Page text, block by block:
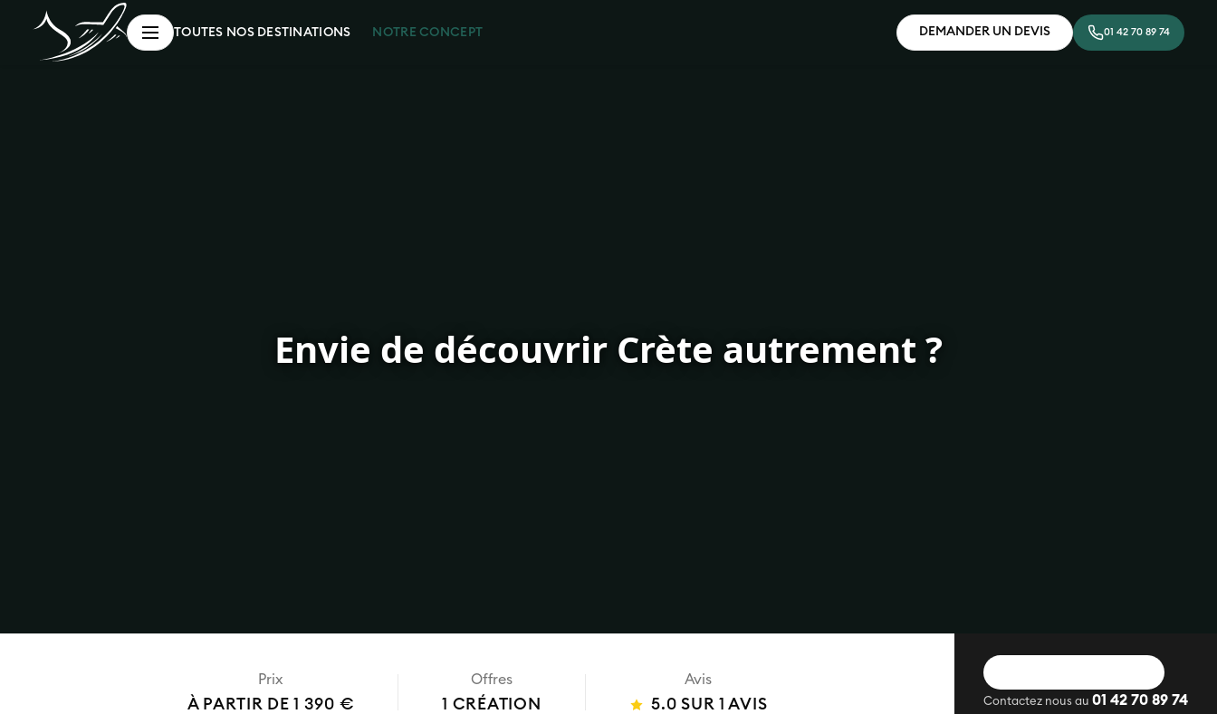
TOUTES NOS DESTINATIONS NOTRE CONCEPT DEMANDER UN DEVIS 01 42 70 89 74
Envie de découvrir Crète autrement ?
Prix
À PARTIR DE 1 390 €
Offres
1 CRÉATION
Avis
5.0 SUR 1 AVIS Contactez nous au 01 42 70 89 74